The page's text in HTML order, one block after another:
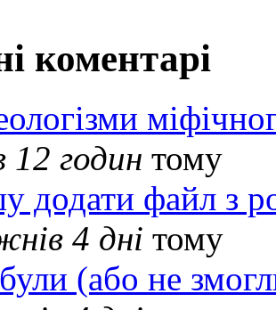
коментарі
12 годин тому
додати файл з
4 дні тому
(або не